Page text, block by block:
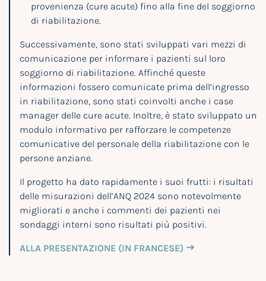
provenienza (cure acute) fino alla fine del soggiorno
di riabilitazione.
Successivamente, sono stati sviluppati vari mezzi di
comunicazione per informare i pazienti sul loro
soggiorno di riabilitazione. Affinché queste
informazioni fossero comunicate prima dell’ingresso
in riabilitazione, sono stati coinvolti anche i case
manager delle cure acute. Inoltre, è stato sviluppato un
modulo informativo per rafforzare le competenze
comunicative del personale della riabilitazione con le
persone anziane.
Il progetto ha dato rapidamente i suoi frutti: i risultati
delle misurazioni dell’ANQ 2024 sono notevolmente
migliorati e anche i commenti dei pazienti nei
sondaggi interni sono risultati più positivi.
ALLA PRESENTAZIONE (IN FRANCESE)